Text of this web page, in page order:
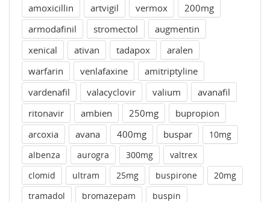
amoxicillin
artvigil vermox
200mg
armodafinil
stromectol
augmentin
xenical
ativan tadapox
aralen
warfarin
venlafaxine
amitriptyline
vardenafil
valacyclovir valium
avanafil
ritonavir
ambien 250mg
bupropion
arcoxia
avana 400mg buspar
10mg
albenza
aurogra 300mg
valtrex
clomid
ultram 25mg buspirone
20mg
tramadol
bromazepam
buspin